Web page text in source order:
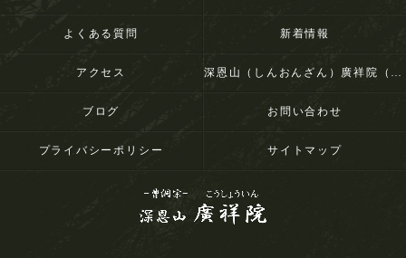
よくある質問 新着情報
アクセス 深恩山（しんおんざん）廣祥院（こうしょういん）
ブログ お問い合わせ
プライバシーポリシー サイトマップ